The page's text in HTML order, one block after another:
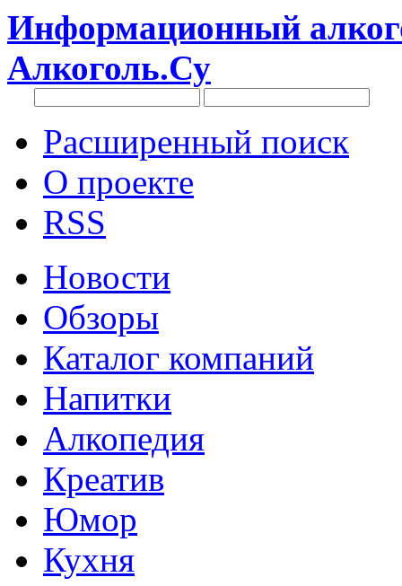
Информационный
Алкоголь.Су
Расширенный поиск
О проекте
RSS
Новости
Обзоры
Каталог компаний
Напитки
Алкопедия
Креатив
Юмор
Кухня